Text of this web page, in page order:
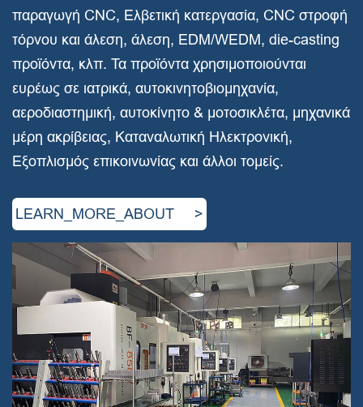
παραγωγή CNC, Ελβετική κατεργασία, CNC στροφή
τόρνου και άλεση, άλεση, EDM/WEDM, die-casting
προϊόντα, κλπ. Τα προϊόντα χρησιμοποιούνται
ευρέως σε ιατρικά, αυτοκινητοβιομηχανία,
αεροδιαστημική, αυτοκίνητο & μοτοσικλέτα, μηχανικά
μέρη ακρίβειας, Καταναλωτική Ηλεκτρονική,
Εξοπλισμός επικοινωνίας και άλλοι τομείς.
LEARN_MORE_ABOUT >